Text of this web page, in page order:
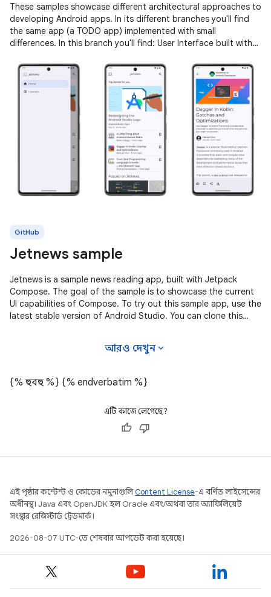
These samples showcase different architectural approaches to
developing Android apps. In its different branches you'll find
the same app (a TODO app) implemented with small
differences. In this branch you'll find: User Interface built with
GitHub
Jetnews sample
Jetnews is a sample news reading app, built with Jetpack
Compose. The goal of the sample is to showcase the current
UI capabilities of Compose. To try out this sample app, use the
latest stable version of Android Studio. You can clone this
আরও দেখুনexpand_more
{% হুবহু %} {% endverbatim %}
এটি কাজে লেগেছে?
এই পৃষ্ঠার কন্টেন্ট ও কোডের নমুনাগুলিContent License-এ বর্ণিত লাইসেন্সের
অধীনস্থ। Java এবং OpenJDK হল Oracle এবং/অথবা তার অ্যাফিলিয়েট
সংস্থার রেজিস্টার্ড ট্রেডমার্ক।
2026-08-07 UTC-তে শেষবার আপডেট করা হয়েছে।